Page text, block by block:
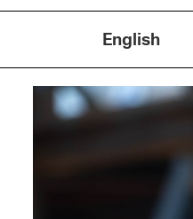
English